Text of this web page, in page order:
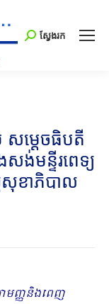
Search:
ស្វែងរក
សម្ដេចធិបតី
ង់មន្ទីរពេទ្យ
សុខាភិបាល
ាមញ្ញនិងពេញ